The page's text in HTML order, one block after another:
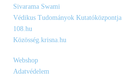
Sivarama Swami
Védikus Tudományok Kutatóközpontja
108.hu
Közösség.krisna.hu
Webshop
Adatvédelem